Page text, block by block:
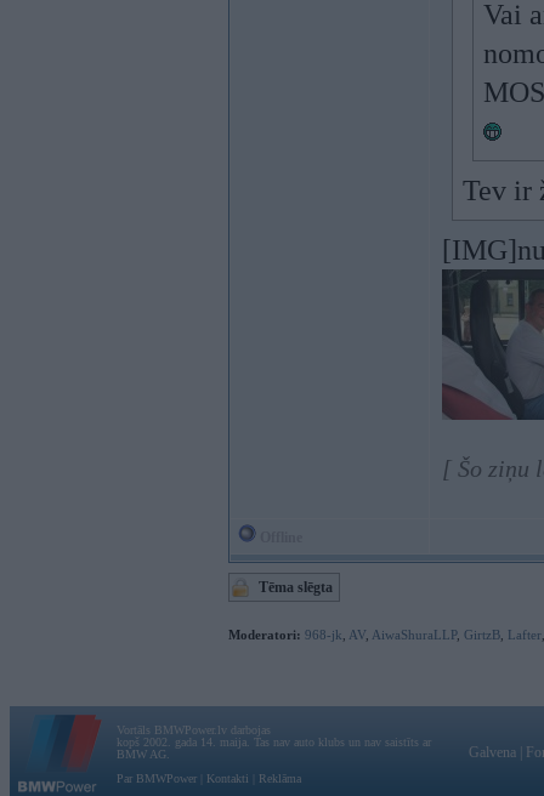
Vai
Tev ir
[ Šo ziņu
Tēma slēgta
Moderatori: 968-jk AV AiwaShuraLLP, GirtzB Lafter
Vortāls BMWPower.lv darbojas
kopš 2002. gada 14. maija. Tas nav auto klubs un nav saistīts ar
BMW AG.
Par BMWPower
Kontakti Reklāma
Galvena